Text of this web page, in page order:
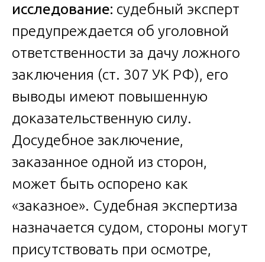
исследование: судебный эксперт
предупреждается об уголовной
ответственности за дачу ложного
заключения (ст. 307 УК РФ), его
выводы имеют повышенную
доказательственную силу.
Досудебное заключение,
заказанное одной из сторон,
может быть оспорено как
«заказное». Судебная экспертиза
назначается судом, стороны могут
присутствовать при осмотре,